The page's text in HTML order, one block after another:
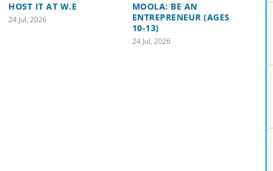
HOST IT AT W.E
24 Jul, 2026
MOOLA: BE AN
ENTREPRENEUR (AGES
10-13)
24 Jul, 2026